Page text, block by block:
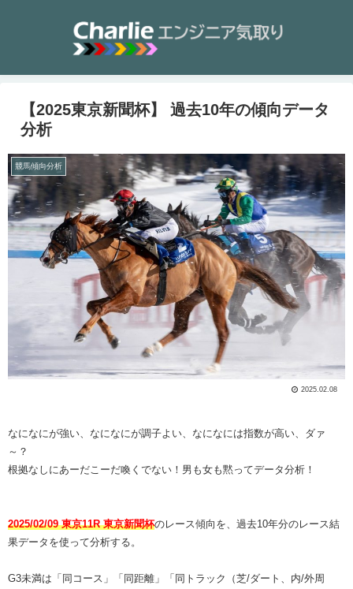
【2025東京新聞杯】 過去10年の傾向データ
分析
競馬傾向分析
2025.02.08
なになにが強い、なになにが調子よい、なになには指数が高い、ダァ
～？
根拠なしにあーだこーだ喚くでない！男も女も黙ってデータ分析！
2025/02/09 東京11R 東京新聞杯のレース傾向を、過去10年分のレース結
果データを使って分析する。
G3未満は「同コース」「同距離」「同トラック（芝/ダート、内/外周